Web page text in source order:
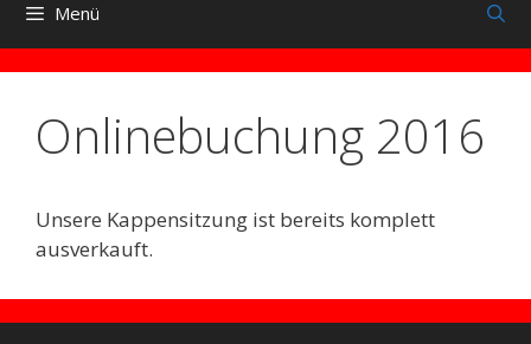
Menü
Onlinebuchung 2016
Unsere Kappensitzung ist bereits komplett
ausverkauft.